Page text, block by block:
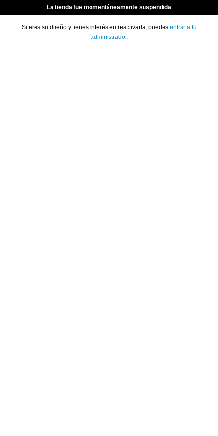
La tienda fue momentáneamente suspendida
Si eres su dueño y tienes interés en reactivarla, puedes entrar a tu
administrador.